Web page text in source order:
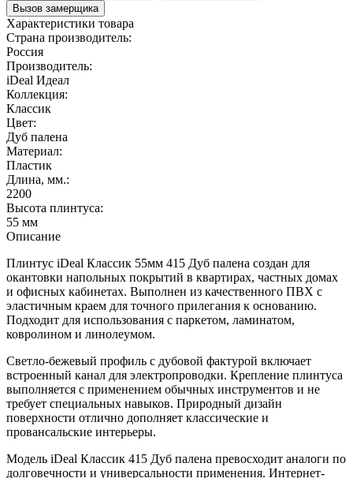
Вызов замерщика
Характеристики товара
Страна производитель:
Россия
Производитель:
iDeal Идеал
Коллекция:
Классик
Цвет:
Дуб палена
Материал:
Пластик
Длина, мм.:
2200
Высота плинтуса:
55 мм
Описание
Плинтус iDeal Классик 55мм 415 Дуб палена создан для
окантовки напольных покрытий в квартирах, частных домах
и офисных кабинетах. Выполнен из качественного ПВХ с
эластичным краем для точного прилегания к основанию.
Подходит для использования с паркетом, ламинатом,
ковролином и линолеумом.
Светло-бежевый профиль с дубовой фактурой включает
встроенный канал для электропроводки. Крепление плинтуса
выполняется с применением обычных инструментов и не
требует специальных навыков. Природный дизайн
поверхности отлично дополняет классические и
провансальские интерьеры.
Модель iDeal Классик 415 Дуб палена превосходит аналоги по
долговечности и универсальности применения. Интернет-